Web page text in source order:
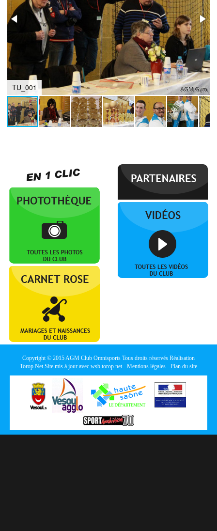
TU_001
Copyright © 2015AGM Club Omnisports Tous droits réservés Réalisation
Torop.NetSite mis à jour avec wsb.torop.net- Mentions légales - Plan du site